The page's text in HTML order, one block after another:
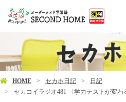
HOME セカホ日記
日記
セカコイラジオ481 〈学力テストが変